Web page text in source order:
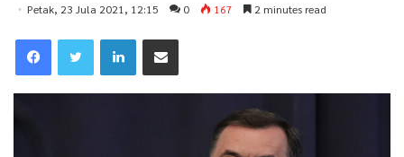
Petak, 23 Jula 2021, 12:15 0 167 2 minutes read